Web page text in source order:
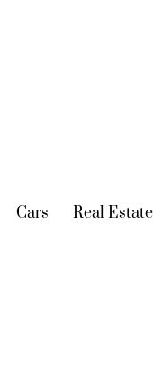
(current)
Cars (current)
Real Estate